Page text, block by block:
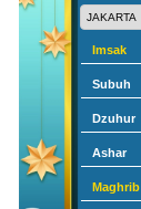
Imsak
Subuh
Dzuhur
Ashar
Maghrib